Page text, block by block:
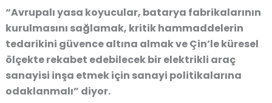
“Avrupalı yasa koyucular, batarya fabrikalarının
kurulmasını sağlamak, kritik hammaddelerin
tedarikini güvence altına almak ve Çin’le küresel
ölçekte rekabet edebilecek bir elektrikli araç
sanayisi inşa etmek için sanayi politikalarına
odaklanmalı” diyor.